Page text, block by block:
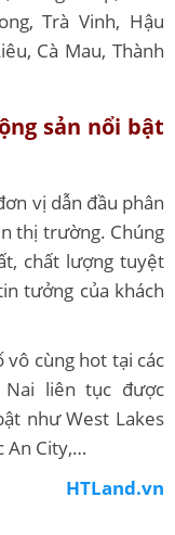
Trà Vinh, Hậu
Cà Mau, Thành
sản nổi bật
vị dẫn đầu phân
thị trường. Chúng
chất lượng tuyệt
tưởng của khách
vô cùng hot tại các
liên tục được
như West Lakes
An City,…
HTLand.vn